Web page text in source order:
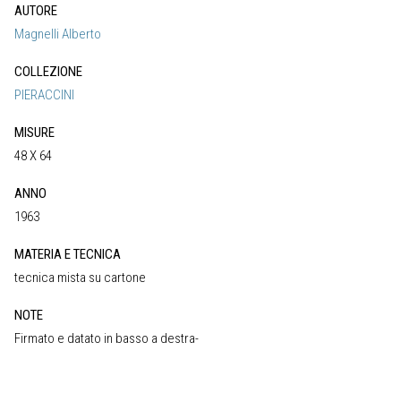
AUTORE
Magnelli Alberto
COLLEZIONE
PIERACCINI
MISURE
48 X 64
ANNO
1963
MATERIA E TECNICA
tecnica mista su cartone
NOTE
Firmato e datato in basso a destra-